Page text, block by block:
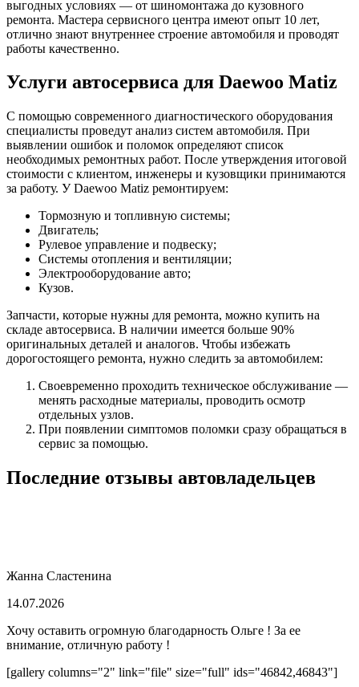
выгодных условиях — от шиномонтажа до кузовного
ремонта. Мастера сервисного центра имеют опыт 10 лет,
отлично знают внутреннее строение автомобиля и проводят
работы качественно.
Услуги автосервиса для Daewoo Matiz
С помощью современного диагностического оборудования
специалисты проведут анализ систем автомобиля. При
выявлении ошибок и поломок определяют список
необходимых ремонтных работ. После утверждения итоговой
стоимости с клиентом, инженеры и кузовщики принимаются
за работу. У Daewoo Matiz ремонтируем:
Тормозную и топливную системы;
Двигатель;
Рулевое управление и подвеску;
Системы отопления и вентиляции;
Электрооборудование авто;
Кузов.
Запчасти, которые нужны для ремонта, можно купить на
складе автосервиса. В наличии имеется больше 90%
оригинальных деталей и аналогов. Чтобы избежать
дорогостоящего ремонта, нужно следить за автомобилем:
Своевременно проходить техническое обслуживание —
менять расходные материалы, проводить осмотр
отдельных узлов.
При появлении симптомов поломки сразу обращаться в
сервис за помощью.
Последние отзывы автовладельцев
Жанна Сластенина
14.07.2026
Хочу оставить огромную благодарность Ольге ! За ее
внимание, отличную работу !
[gallery columns="2" link="file" size="full" ids="46842,46843"]